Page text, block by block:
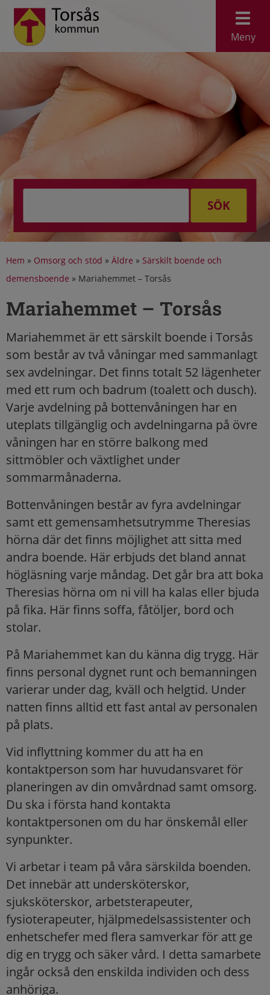
Meny
SÖK
Hem » Omsorg och stöd » Äldre » Särskilt boende och
demensboende » Mariahemmet – Torsås
Mariahemmet – Torsås
Mariahemmet är ett särskilt boende i Torsås
som består av två våningar med sammanlagt
sex avdelningar. Det finns totalt 52 lägenheter
med ett rum och badrum (toalett och dusch).
Varje avdelning på bottenvåningen har en
uteplats tillgänglig och avdelningarna på övre
våningen har en större balkong med
sittmöbler och växtlighet under
sommarmånaderna.
Bottenvåningen består av fyra avdelningar
samt ett gemensamhetsutrymme Theresias
hörna där det finns möjlighet att sitta med
andra boende. Här erbjuds det bland annat
högläsning varje måndag. Det går bra att boka
Theresias hörna om ni vill ha kalas eller bjuda
på fika. Här finns soffa, fåtöljer, bord och
stolar.
På Mariahemmet kan du känna dig trygg. Här
finns personal dygnet runt och bemanningen
varierar under dag, kväll och helgtid. Under
natten finns alltid ett fast antal av personalen
på plats.
Vid inflyttning kommer du att ha en
kontaktperson som har huvudansvaret för
planeringen av din omvårdnad samt omsorg.
Du ska i första hand kontakta
kontaktpersonen om du har önskemål eller
synpunkter.
Vi arbetar i team på våra särskilda boenden.
Det innebär att undersköterskor,
sjuksköterskor, arbetsterapeuter,
fysioterapeuter, hjälpmedelsassistenter och
enhetschefer med flera samverkar för att ge
dig en trygg och säker vård. I detta samarbete
ingår också den enskilda individen och dess
anhöriga.